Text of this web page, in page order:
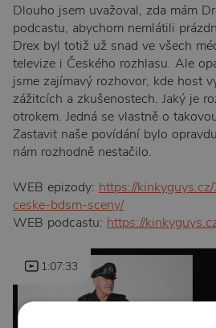
Dlouho jsem uvažoval, zda mám
podcastu, abychom nemlátili
Drex byl totiž už snad ve všech
televize i Českého rozhlasu. Ale
jsme zajímavý rozhovor, kde host
zážitcích a zkušenostech. Jaký je
otrokem. Jedná se vlastně o
Zastavit naše povídání bylo
nám rozhodně nestačilo.
WEB epizody: https://
ceske-bdsm-sceny/
WEB podcastu: https://
1:07:33